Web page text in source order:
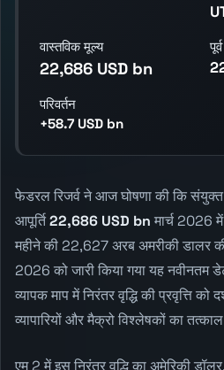
वास्तविक मूल्य
22,686 USD bn
पूर्व
परिवर्तन
+58.7 USD bn
फेडरल रिजर्व ने आज घोषणा की कि संयुक्त
आपूर्ति22,686 USD bn मार्च 2026
महीने की 22,627 अरब अमरीकी डालर
2026 को जारी किया गया यह नवीनतम
व्यापक माप में निरंतर वृद्धि की प्रवृत्ति को
व्यापारियों और मैक्रो विश्लेषकों का
एम 2 में इस निरंतर वृद्धि का अमेरिकी